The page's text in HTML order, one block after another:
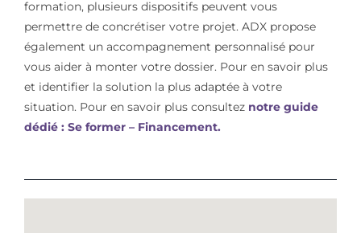
formation, plusieurs dispositifs peuvent vous
permettre de concrétiser votre projet. ADX propose
également un accompagnement personnalisé pour
vous aider à monter votre dossier. Pour en savoir plus
et identifier la solution la plus adaptée à votre
situation. Pour en savoir plus consulteznotre guide
dédié : Se former – Financement.